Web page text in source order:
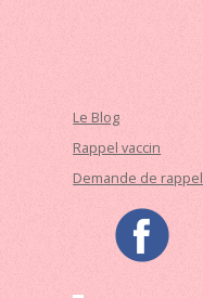
Le Blog
Rappel vaccin
Demande de rappel